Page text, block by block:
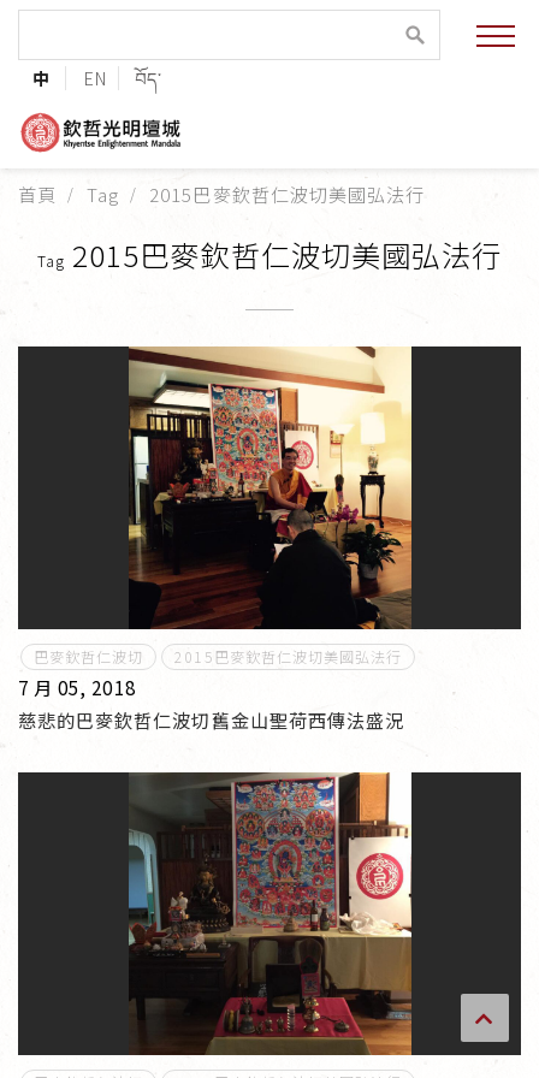
中 EN བོད་
緣起與願景
法王與上師的祝福
培植福田
巴麥欽哲傳承
第三世巴麥欽哲仁波切
傳承上師授證
專書與譯著
*巴麥寺與麥青寺的聯合聲明
尊貴上師珍寶開示
巴麥欽哲珍寶開示
前行開示文集
媒體影音集
首頁 Tag 2015巴麥欽哲仁波切美國弘法行
Tag 2015巴麥欽哲仁波切美國弘法行
巴麥欽哲仁波切 2015巴麥欽哲仁波切美國弘法行
7 月 05, 2018
慈悲的巴麥欽哲仁波切舊金山聖荷西傳法盛況